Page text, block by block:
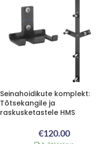
Seinahoidikute komplekt:
Tõtsekangile ja
raskusketastele HMS
€120.00